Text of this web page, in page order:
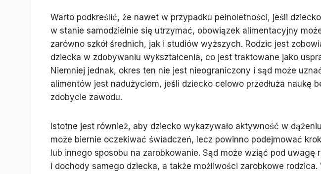
Warto podkreślić, że nawet w przypadku pełnoletności, jeśli
w stanie samodzielnie się utrzymać, obowiązek alimentacyjny
zarówno szkół średnich, jak i studiów wyższych. Rodzic jest
dziecka w zdobywaniu wykształcenia, co jest traktowane jako
Niemniej jednak, okres ten nie jest nieograniczony i sąd może
alimentów jest nadużyciem, jeśli dziecko celowo przedłuża naukę
zdobycie zawodu.
Istotne jest również, aby dziecko wykazywało aktywność w
może biernie oczekiwać świadczeń, lecz powinno podejmować
lub innego sposobu na zarobkowanie. Sąd może wziąć pod
i dochody samego dziecka, a także możliwości zarobkowe